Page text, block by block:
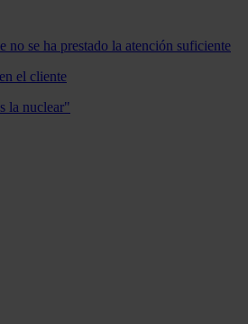
no se ha prestado la atención suficiente
el cliente
la nuclear"